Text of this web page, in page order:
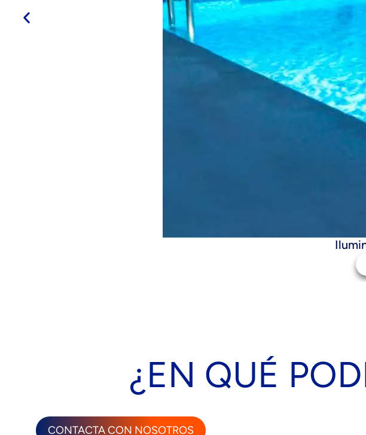
¿EN QUÉ
CONTACTA CON NOSOTROS